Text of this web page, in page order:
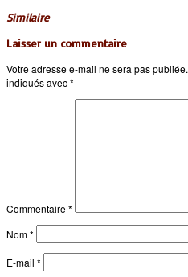
Similaire
Laisser un commentaire
Votre adresse e-mail ne sera pas publiée.
indiqués avec*
Commentaire*
Nom*
E-mail *